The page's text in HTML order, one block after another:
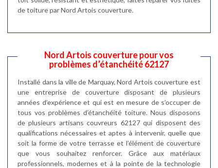
de toiture par Nord Artois couverture.
Nord Artois couverture pour vos
problèmes d’étanchéité 62127
Installé dans la ville de Marquay, Nord Artois couverture est
une entreprise de couverture disposant de plusieurs
années d’expérience et qui est en mesure de s’occuper de
tous vos problèmes d’étanchéité toiture. Nous disposons
de plusieurs artisans couvreurs 62127 qui disposent des
qualifications nécessaires et aptes à intervenir, quelle que
soit la forme de votre terrasse et l’élément de couverture
que vous souhaitez renforcer. Grâce aux matériaux
professionnels, modernes et à la pointe de la technologie